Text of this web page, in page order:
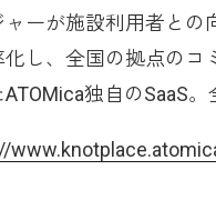
ーが施設利用者との
し、全国の拠点の
独自のSaaS。